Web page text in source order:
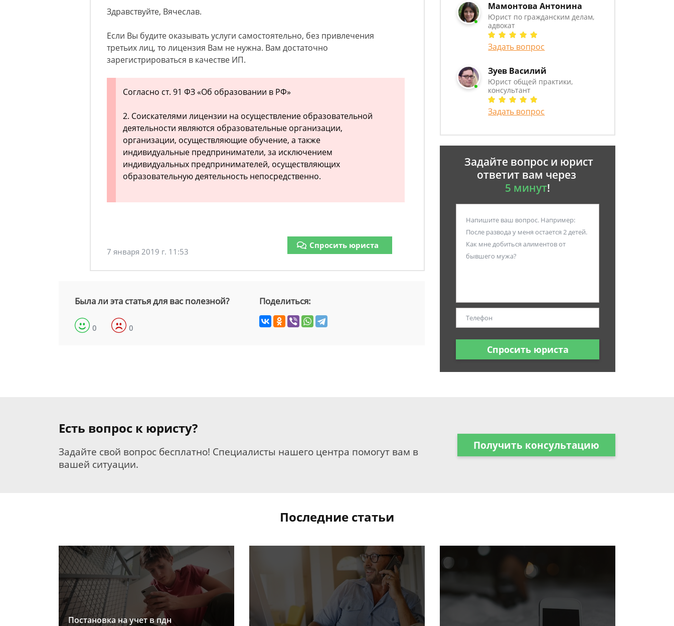
Здравствуйте, Вячеслав.
Если Вы будите оказывать услуги самостоятельно, без привлечения
третьих лиц, то лицензия Вам не нужна. Вам достаточно
зарегистрироваться в качестве ИП.
Согласно ст. 91 ФЗ «Об образовании в РФ»
2. Соискателями лицензии на осуществление образовательной
деятельности являются образовательные организации,
организации, осуществляющие обучение, а также
индивидуальные предприниматели, за исключением
индивидуальных предпринимателей, осуществляющих
образовательную деятельность непосредственно.
7 января 2019 г. 11:53
Спросить юриста
Была ли эта статья для вас полезной?
0 0
Поделиться:
Мамонтова Антонина
Юрист по гражданским делам,
адвокат
Задать вопрос
Зуев Василий
Юрист общей практики,
консультант
Задать вопрос
Задайте вопрос и юрист
ответит вам через
5 минут!
Спросить юриста
Есть вопрос к юристу?
Задайте свой вопрос бесплатно! Специалисты нашего центра помогут вам в
вашей ситуации.
Получить консультацию
Последние статьи
Постановка на учет в пдн